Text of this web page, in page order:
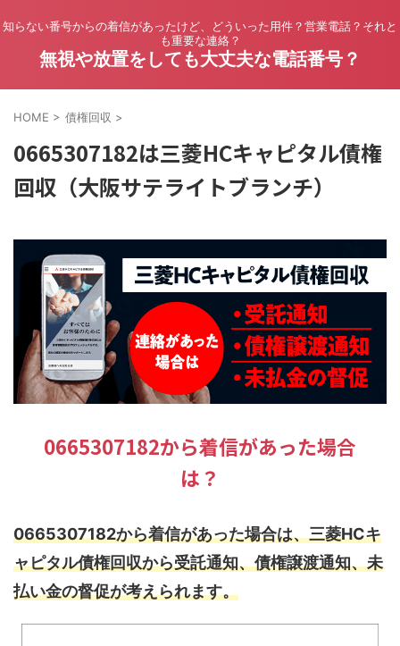
知らない番号からの着信があったけど、どういった用件？営業電話？それと
も重要な連絡？
無視や放置をしても大丈夫な電話番号？
HOME > 債権回収 >
0665307182は三菱HCキャピタル債権
回収（大阪サテライトブランチ）
0665307182から着信があった場合
は？
0665307182から着信があった場合は、三菱HCキ
ャピタル債権回収から受託通知、債権譲渡通知、未
払い金の督促が考えられます。